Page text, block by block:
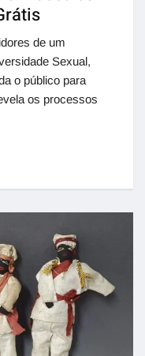
de um
Sexual,
o público para
os processos